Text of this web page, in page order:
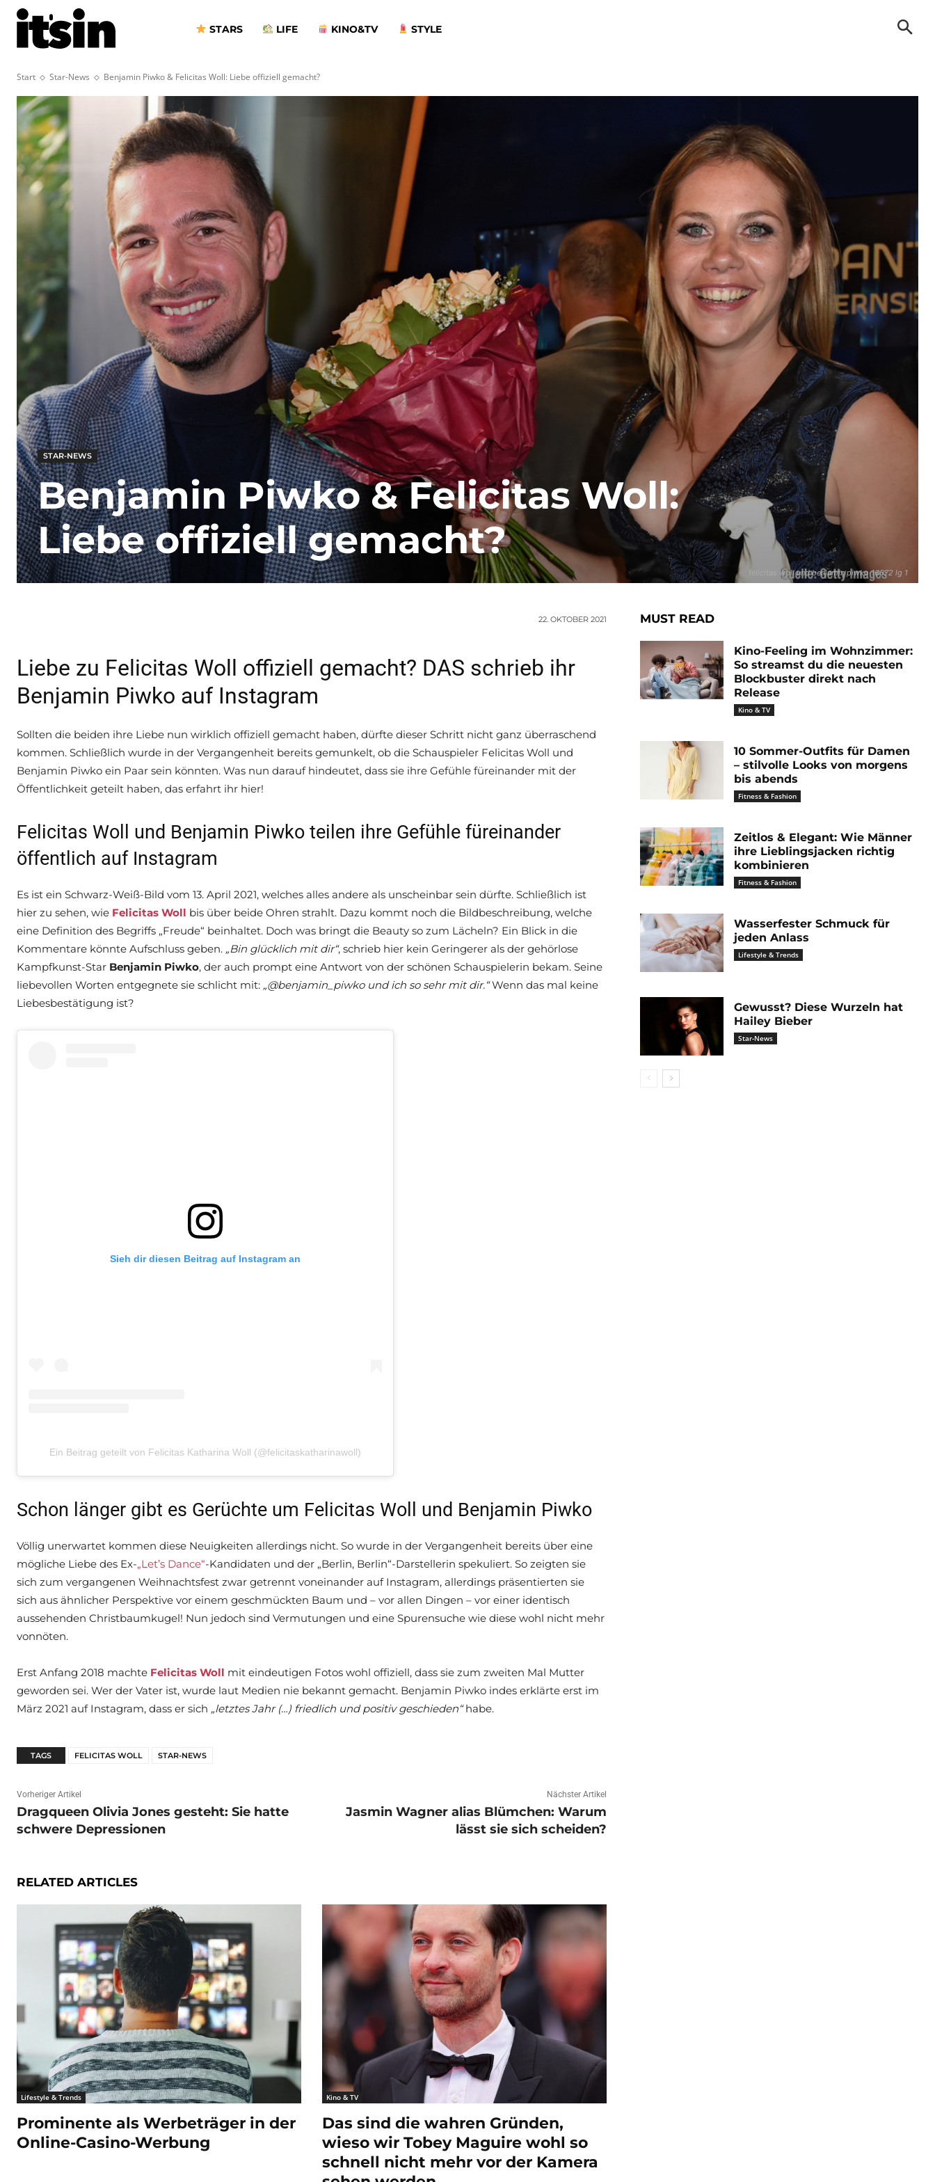
STARS LIFE KINO&TV STYLE
Start Star-News Benjamin Piwko & Felicitas Woll: Liebe offiziell gemacht?
felicitas woll und benjamin piwko 16572 lg 1
STAR-NEWS
Benjamin Piwko & Felicitas Woll:
Liebe offiziell gemacht?
22. OKTOBER 2021
Liebe zu Felicitas Woll offiziell gemacht? DAS schrieb ihr
Benjamin Piwko auf Instagram
Sollten die beiden ihre Liebe nun wirklich offiziell gemacht haben, dürfte dieser Schritt nicht ganz überraschend
kommen. Schließlich wurde in der Vergangenheit bereits gemunkelt, ob die Schauspieler Felicitas Woll und
Benjamin Piwko ein Paar sein könnten. Was nun darauf hindeutet, dass sie ihre Gefühle füreinander mit der
Öffentlichkeit geteilt haben, das erfahrt ihr hier!
Felicitas Woll und Benjamin Piwko teilen ihre Gefühle füreinander
öffentlich auf Instagram
Es ist ein Schwarz-Weiß-Bild vom 13. April 2021, welches alles andere als unscheinbar sein dürfte. Schließlich ist
hier zu sehen, wie Felicitas Woll bis über beide Ohren strahlt. Dazu kommt noch die Bildbeschreibung, welche
eine Definition des Begriffs „Freude“ beinhaltet. Doch was bringt die Beauty so zum Lächeln? Ein Blick in die
Kommentare könnte Aufschluss geben. „Bin glücklich mit dir“, schrieb hier kein Geringerer als der gehörlose
Kampfkunst-Star Benjamin Piwko, der auch prompt eine Antwort von der schönen Schauspielerin bekam. Seine
liebevollen Worten entgegnete sie schlicht mit: „@benjamin_piwko und ich so sehr mit dir.“Wenn das mal keine
Liebesbestätigung ist?
Sieh dir diesen Beitrag auf Instagram an
Ein Beitrag geteilt von Felicitas Katharina Woll (@felicitaskatharinawoll)
Schon länger gibt es Gerüchte um Felicitas Woll und Benjamin Piwko
Völlig unerwartet kommen diese Neuigkeiten allerdings nicht. So wurde in der Vergangenheit bereits über eine
mögliche Liebe des Ex-„Let’s Dance“-Kandidaten und der „Berlin, Berlin“-Darstellerin spekuliert. So zeigten sie
sich zum vergangenen Weihnachtsfest zwar getrennt voneinander auf Instagram, allerdings präsentierten sie
sich aus ähnlicher Perspektive vor einem geschmückten Baum und – vor allen Dingen – vor einer identisch
aussehenden Christbaumkugel! Nun jedoch sind Vermutungen und eine Spurensuche wie diese wohl nicht mehr
vonnöten.
Erst Anfang 2018 machte Felicitas Woll mit eindeutigen Fotos wohl offiziell, dass sie zum zweiten Mal Mutter
geworden sei. Wer der Vater ist, wurde laut Medien nie bekannt gemacht. Benjamin Piwko indes erklärte erst im
März 2021 auf Instagram, dass er sich „letztes Jahr (…) friedlich und positiv geschieden“habe.
TAGS FELICITAS WOLL STAR-NEWS
Vorheriger Artikel
Dragqueen Olivia Jones gesteht: Sie hatte
schwere Depressionen
Nächster Artikel
Jasmin Wagner alias Blümchen: Warum
lässt sie sich scheiden?
RELATED ARTICLES
Lifestyle & Trends
Prominente als Werbeträger in der
Online-Casino-Werbung
Kino & TV
Das sind die wahren Gründen,
wieso wir Tobey Maguire wohl so
schnell nicht mehr vor der Kamera
MUST READ
Kino-Feeling im Wohnzimmer:
So streamst du die neuesten
Blockbuster direkt nach
Release
Kino & TV
10 Sommer-Outfits für Damen
– stilvolle Looks von morgens
bis abends
Fitness & Fashion
Zeitlos & Elegant: Wie Männer
ihre Lieblingsjacken richtig
kombinieren
Fitness & Fashion
Wasserfester Schmuck für
jeden Anlass
Lifestyle & Trends
Gewusst? Diese Wurzeln hat
Hailey Bieber
Star-News